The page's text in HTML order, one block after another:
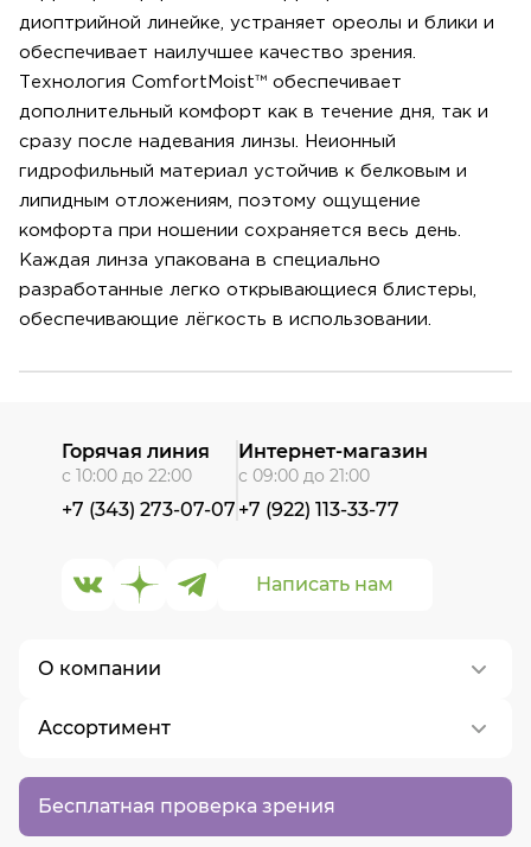
диоптрийной линейке, устраняет ореолы и блики и
обеспечивает наилучшее качество зрения.
Технология ComfortMoist™ обеспечивает
дополнительный комфорт как в течение дня, так и
сразу после надевания линзы. Неионный
гидрофильный материал устойчив к белковым и
липидным отложениям, поэтому ощущение
комфорта при ношении сохраняется весь день.
Каждая линза упакована в специально
разработанные легко открывающиеся блистеры,
обеспечивающие лёгкость в использовании.
Бесплатная проверка зрения
О компании
О нас
Контакты
Вакансии
Ассортимент
Медицинские очки
Написать нам
Горячая линия
с 10:00 до 22:00
+7 (343) 273-07-07
Интернет-магазин
с 09:00 до 21:00
+7 (922) 113-33-77